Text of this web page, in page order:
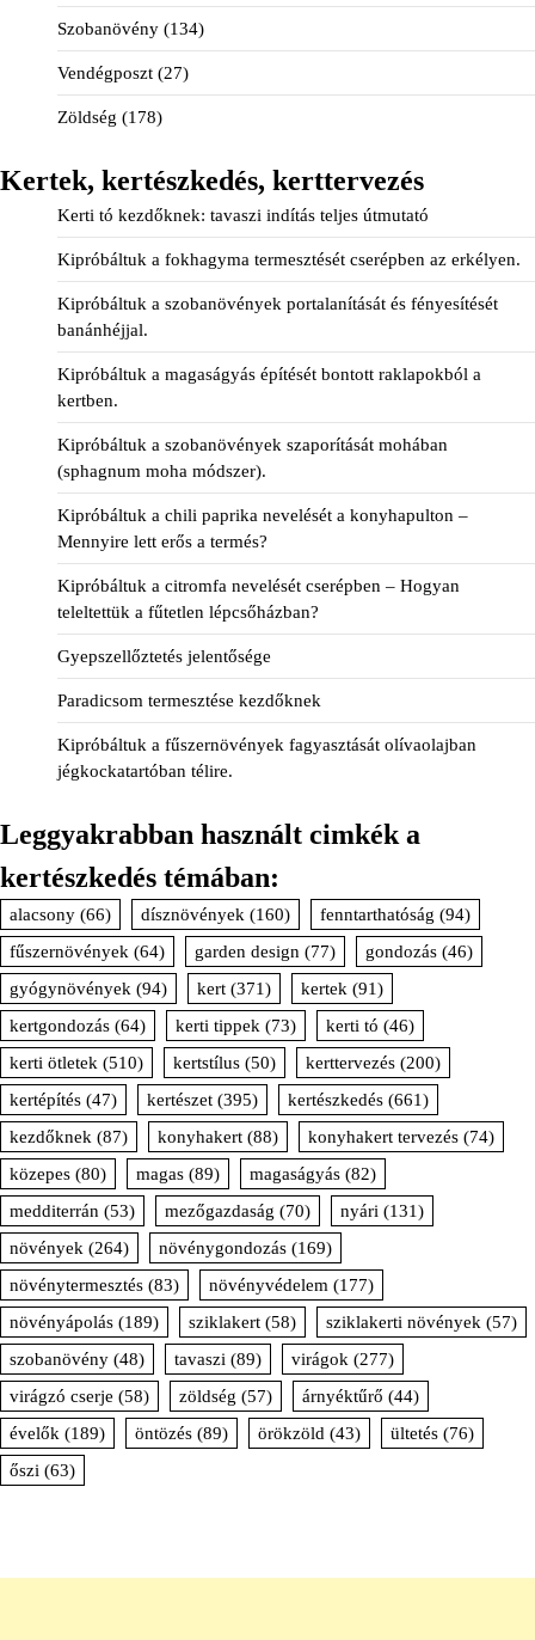
Szobanövény (134)
Vendégposzt (27)
Zöldség (178)
Kertek, kertészkedés, kerttervezés
Kerti tó kezdőknek: tavaszi indítás teljes útmutató
Kipróbáltuk a fokhagyma termesztését cserépben az erkélyen.
Kipróbáltuk a szobanövények portalanítását és fényesítését
banánhéjjal.
Kipróbáltuk a magaságyás építését bontott raklapokból a
kertben.
Kipróbáltuk a szobanövények szaporítását mohában
(sphagnum moha módszer).
Kipróbáltuk a chili paprika nevelését a konyhapulton –
Mennyire lett erős a termés?
Kipróbáltuk a citromfa nevelését cserépben – Hogyan
teleltettük a fűtetlen lépcsőházban?
Gyepszellőztetés jelentősége
Paradicsom termesztése kezdőknek
Kipróbáltuk a fűszernövények fagyasztását olívaolajban
jégkockatartóban télire.
Leggyakrabban használt cimkék a
kertészkedés témában:
alacsony (66) dísznövények (160) fenntarthatóság (94)
fűszernövények (64) garden design (77) gondozás (46)
gyógynövények (94) kert (371) kertek (91)
kertgondozás (64) kerti tippek (73) kerti tó (46)
kerti ötletek (510) kertstílus (50) kerttervezés (200)
kertépítés (47) kertészet (395) kertészkedés (661)
kezdőknek (87) konyhakert (88) konyhakert tervezés (74)
közepes (80) magas (89) magaságyás (82)
medditerrán (53) mezőgazdaság (70) nyári (131)
növények (264) növénygondozás (169)
növénytermesztés (83) növényvédelem (177)
növényápolás (189) sziklakert (58) sziklakerti növények (57)
szobanövény (48) tavaszi (89) virágok (277)
virágzó cserje (58) zöldség (57) árnyéktűrő (44)
évelők (189) öntözés (89) örökzöld (43) ültetés (76)
őszi (63)